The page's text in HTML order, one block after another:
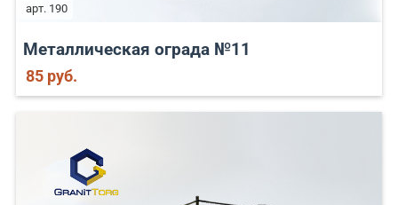
арт. 190
Металлическая ограда №11
85 руб.